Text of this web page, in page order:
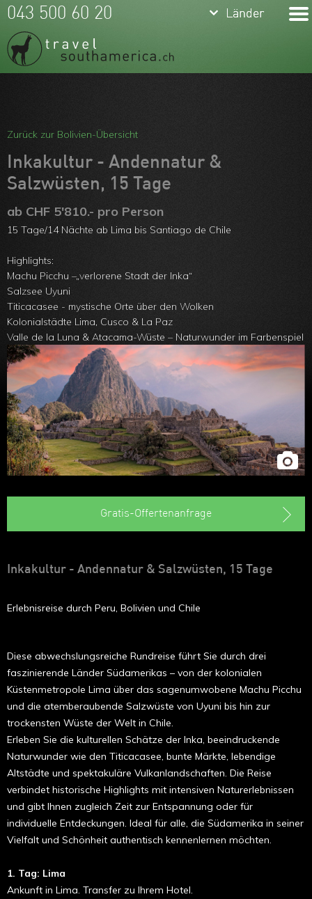
Team
Über uns
Feedbacks
Kontakt
keyboard_arrow_down Länder
Ecuador
Uruguay
keyboard_arrow_down Länder
043 500 60 20
Zurück zur Bolivien-Übersicht
Inkakultur - Andennatur &
Salzwüsten, 15 Tage
ab CHF 5'810.- pro Person
15 Tage/14 Nächte ab Lima bis Santiago de Chile
Highlights:
Machu Picchu –„verlorene Stadt der Inka“
Salzsee Uyuni
Titicacasee - mystische Orte über den Wolken
Kolonialstädte Lima, Cusco & La Paz
Valle de la Luna & Atacama-Wüste – Naturwunder im Farbenspiel
Gratis-Offertenanfrage
Inkakultur - Andennatur & Salzwüsten, 15 Tage
Erlebnisreise durch Peru, Bolivien und Chile
Diese abwechslungsreiche Rundreise führt Sie durch drei
faszinierende Länder Südamerikas – von der kolonialen
Küstenmetropole Lima über das sagenumwobene Machu Picchu
und die atemberaubende Salzwüste von Uyuni bis hin zur
trockensten Wüste der Welt in Chile.
Erleben Sie die kulturellen Schätze der Inka, beeindruckende
Naturwunder wie den Titicacasee, bunte Märkte, lebendige
Altstädte und spektakuläre Vulkanlandschaften. Die Reise
verbindet historische Highlights mit intensiven Naturerlebnissen
und gibt Ihnen zugleich Zeit zur Entspannung oder für
individuelle Entdeckungen. Ideal für alle, die Südamerika in seiner
Vielfalt und Schönheit authentisch kennenlernen möchten.
1. Tag: Lima
Ankunft in Lima. Transfer zu Ihrem Hotel.